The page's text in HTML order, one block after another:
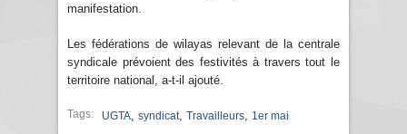
manifestation.
Les fédérations de wilayas relevant de la centrale
syndicale prévoient des festivités à travers tout le
territoire national, a-t-il ajouté.
Tags: UGTA syndicat, Travailleurs 1er mai